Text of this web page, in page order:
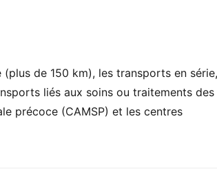
de 150 km), les transports en série,
liés aux soins ou traitements des
précoce (CAMSP) et les centres